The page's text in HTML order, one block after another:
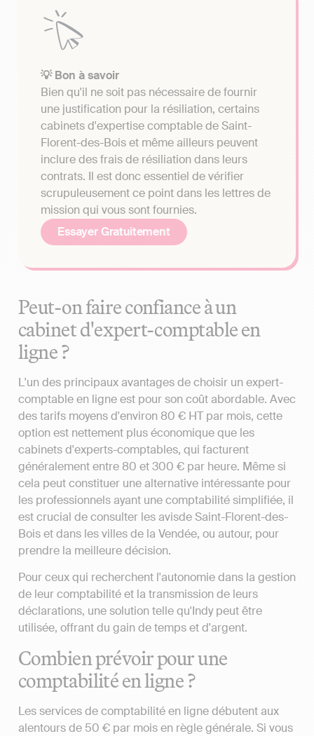
💡 Bon à savoir
Bien qu'il ne soit pas nécessaire de fournir
une justification pour la résiliation, certains
cabinets d'expertise comptable de Saint-
Florent-des-Bois et même ailleurs peuvent
inclure des frais de résiliation dans leurs
contrats. Il est donc essentiel de vérifier
scrupuleusement ce point dans les lettres de
mission qui vous sont fournies.
Essayer Gratuitement
Peut-on faire confiance à un
cabinet d'expert-comptable en
ligne ?
L'un des principaux avantages de choisir un expert-
comptable en ligne est pour son coût abordable. Avec
des tarifs moyens d'environ 80 € HT par mois, cette
option est nettement plus économique que les
cabinets d'experts-comptables, qui facturent
généralement entre 80 et 300 € par heure. Même si
cela peut constituer une alternative intéressante pour
les professionnels ayant une comptabilité simplifiée, il
est crucial de consulter les avisde Saint-Florent-des-
Bois et dans les villes de la Vendée, ou autour, pour
prendre la meilleure décision.
Pour ceux qui recherchent l'autonomie dans la gestion
de leur comptabilité et la transmission de leurs
déclarations, une solution telle qu'Indy peut être
utilisée, offrant du gain de temps et d'argent.
Combien prévoir pour une
comptabilité en ligne ?
Les services de comptabilité en ligne débutent aux
alentours de 50 € par mois en règle générale. Si vous